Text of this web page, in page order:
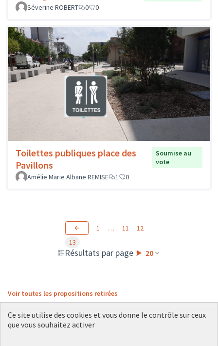
Séverine ROBERT
0 0
Toilettes publiques place des
Pavillons
Soumise au
vote
Amélie Marie Albane REMISE
1 0
Résultats par page : 20
1 … 11
12
13
Voir toutes les propositions retirées
Ce site utilise des cookies et vous donne le contrôle sur ceux
que vous souhaitez activer